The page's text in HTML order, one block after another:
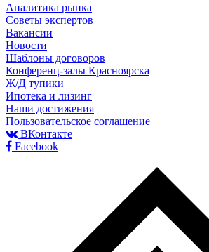
Аналитика рынка
Советы экспертов
Вакансии
Новости
Шаблоны договоров
Конференц-залы Красноярска
Ж/Д тупики
Ипотека и лизинг
Наши достижения
Пользовательское соглашение
ВКонтакте
Facebook